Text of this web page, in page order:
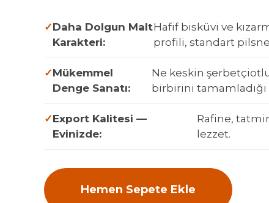
Daha Dolgun Malt
Karakteri:
Hafif bisküvi ve
profili, standart
Mükemmel
Denge Sanatı:
Ne keskin
birbirini
Export Kalitesi —
Evinizde:
Rafine,
lezzet.
Hemen Sepete Ekle